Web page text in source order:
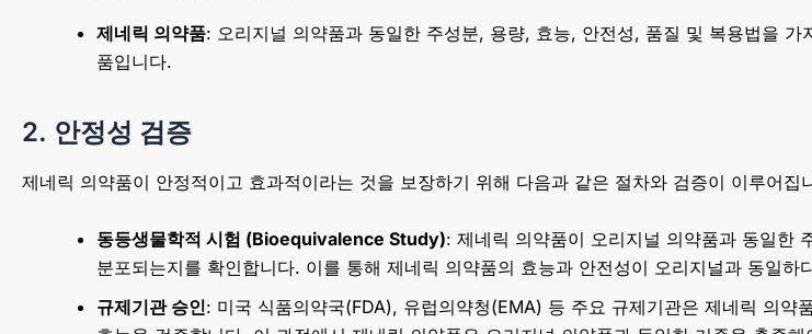
제네릭 의약품: 오리지널 의약품과 동일한 주성분, 용량, 효능, 안전성, 품질 및 복용법을
품입니다.
2. 안정성 검증
제네릭 의약품이 안정적이고 효과적이라는 것을 보장하기 위해 다음과 같은 절차와 검증이 이루어집
동등생물학적 시험 (Bioequivalence Study): 제네릭 의약품이 오리지널 의약품과 동일한
분포되는지를 확인합니다. 이를 통해 제네릭 의약품의 효능과 안전성이 오리지널과 동일하
규제기관 승인: 미국 식품의약국(FDA), 유럽의약청(EMA) 등 주요 규제기관은 제네릭 의